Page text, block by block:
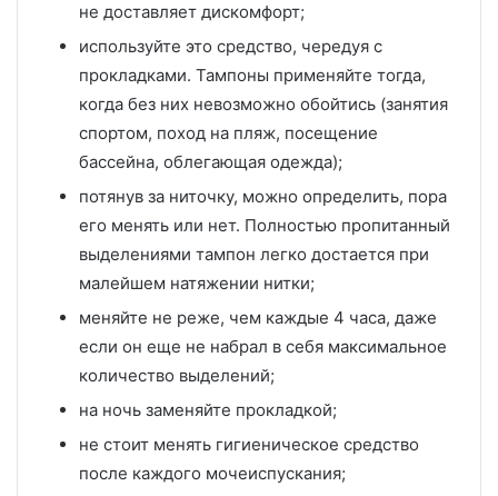
не доставляет дискомфорт;
используйте это средство, чередуя с
прокладками. Тампоны применяйте тогда,
когда без них невозможно обойтись (занятия
спортом, поход на пляж, посещение
бассейна, облегающая одежда);
потянув за ниточку, можно определить, пора
его менять или нет. Полностью пропитанный
выделениями тампон легко достается при
малейшем натяжении нитки;
меняйте не реже, чем каждые 4 часа, даже
если он еще не набрал в себя максимальное
количество выделений;
на ночь заменяйте прокладкой;
не стоит менять гигиеническое средство
после каждого мочеиспускания;